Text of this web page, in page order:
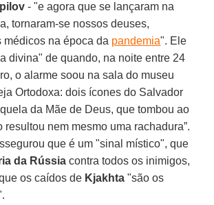
- "e agora que se lançaram na
tornaram-se nossos deuses,
médicos na época da pandemia". Ele
divina" de quando, na noite entre 24
o alarme soou na sala do museu
Ortodoxa: dois ícones do Salvador
da Mãe de Deus, que tombou ao
resultou nem mesmo uma rachadura”.
que é um "sinal místico", que
da Rússia contra todos os inimigos,
os caídos de Kjakhta "são os